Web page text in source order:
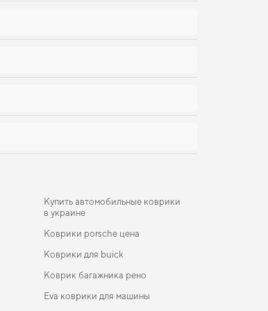
Купить автомобильные коврики
в украине
Коврики porsche цена
Коврики для buick
Коврик багажника рено
Eva коврики для машины